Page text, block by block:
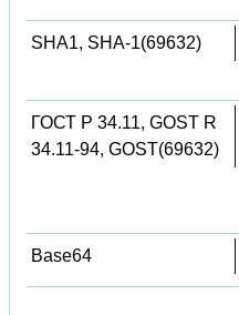
SHA1, SHA-1(69632)
ГОСТ Р 34.11, GOST R
34.11-94, GOST(69632)
Base64